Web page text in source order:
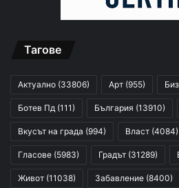
Тагове
Актуално (33806) Арт (955)
Ботев Пд (111) България (13910)
Вкусът на града (994) Власт (4084)
Гласове (5983) Градът (31289)
Живот (11038) Забавление (8400)